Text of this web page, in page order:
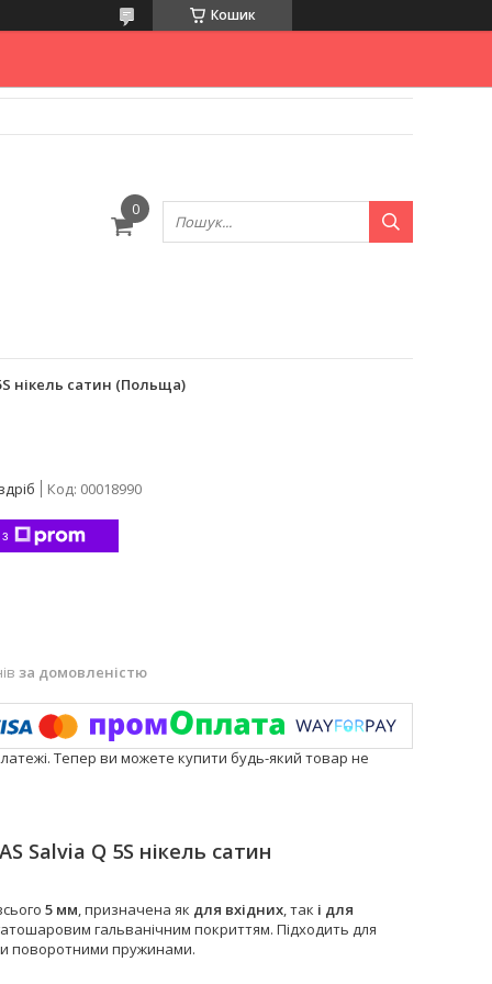
Кошик
нікель сатин (Польща)
Код: 00018990
за домовленістю
Тепер ви можете купити будь-який товар не
Salvia Q 5S нікель сатин
5 мм , призначена як для вхідних , так і для
гальванічним покриттям. Підходить для
поворотними пружинами.